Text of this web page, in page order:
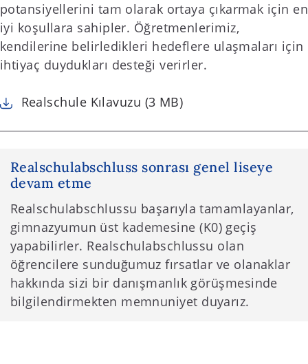
potansiyellerini tam olarak ortaya çıkarmak için en
iyi koşullara sahipler. Öğretmenlerimiz,
kendilerine belirledikleri hedeflere ulaşmaları için
ihtiyaç duydukları desteği verirler.
Realschule Kılavuzu (3 MB)
Realschulabschluss sonrası genel liseye
devam etme
Realschulabschlussu başarıyla tamamlayanlar,
gimnazyumun üst kademesine (K0) geçiş
yapabilirler. Realschulabschlussu olan
öğrencilere sunduğumuz fırsatlar ve olanaklar
hakkında sizi bir danışmanlık görüşmesinde
bilgilendirmekten memnuniyet duyarız.